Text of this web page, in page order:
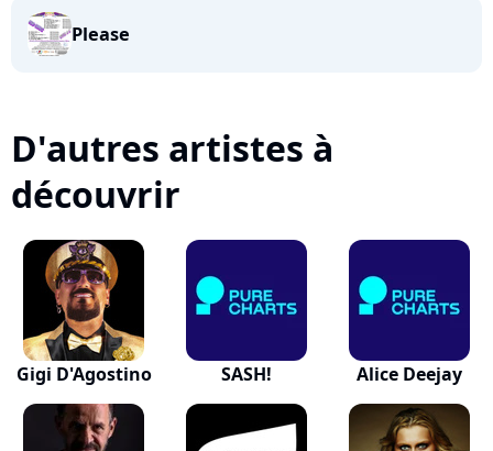
Please
D'autres artistes à
découvrir
Gigi D'Agostino SASH! Alice Deejay